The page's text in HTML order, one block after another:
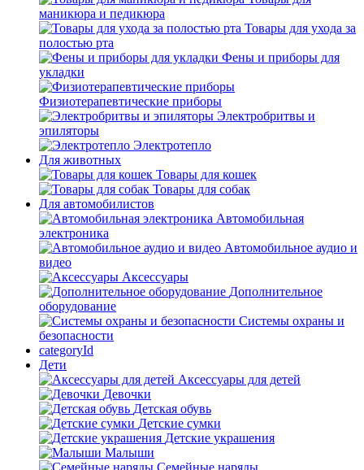
маникюра и педикюра
Товары для ухода за
полостью рта
Фены и приборы для
укладки
Физиотерапевтические приборы
Электробритвы и
эпиляторы
Электротепло
Для животных
Товары для кошек
Товары для собак
Для автомобилистов
Автомобильная
электроника
Автомобильное аудио и
видео
Аксессуары
Дополнительное
оборудование
Системы охраны и
безопасности
categoryId
Дети
Аксессуары для детей
Девочки
Детская обувь
Детские сумки
Детские украшения
Малыши
Семейные наряды